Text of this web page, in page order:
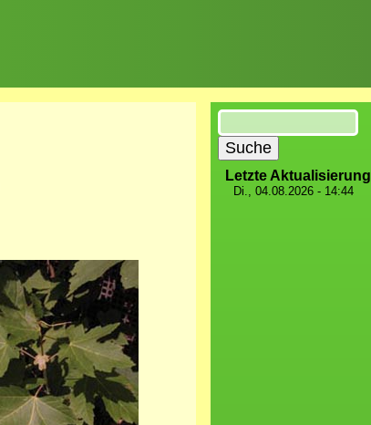
Suche
Letzte Aktualisierung
Di., 04.08.2026 - 14:44